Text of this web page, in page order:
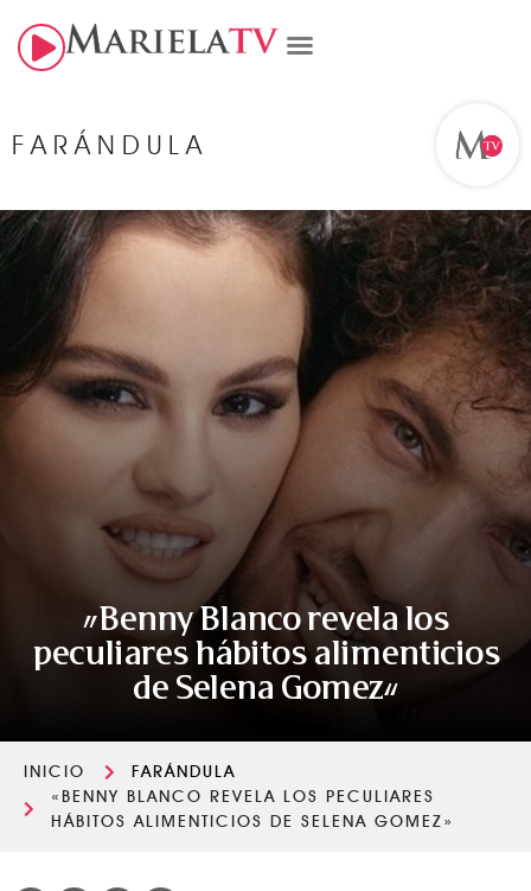
FARÁNDULA
«Benny Blanco revela los
peculiares hábitos alimenticios
de Selena Gomez»
INICIO
FARÁNDULA
«BENNY BLANCO REVELA LOS PECULIARES
HÁBITOS ALIMENTICIOS DE SELENA GOMEZ»